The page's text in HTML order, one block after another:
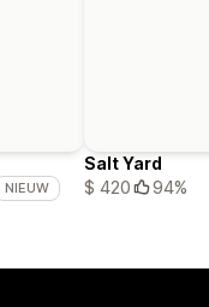
NIEUW
Salt Yard
$ 420
94%